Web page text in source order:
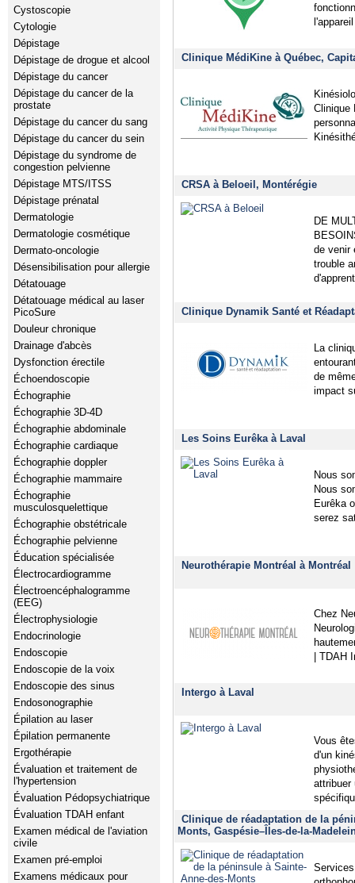
Cystoscopie
Cytologie
Dépistage
Dépistage de drogue et alcool
Dépistage du cancer
Dépistage du cancer de la
prostate
Dépistage du cancer du sang
Dépistage du cancer du sein
Dépistage du syndrome de
congestion pelvienne
Dépistage MTS/ITSS
Dépistage prénatal
Dermatologie
Dermatologie cosmétique
Dermato-oncologie
Désensibilisation pour allergie
Détatouage
Détatouage médical au laser
PicoSure
Douleur chronique
Drainage d'abcès
Dysfonction érectile
Échoendoscopie
Échographie
Échographie 3D-4D
Échographie abdominale
Échographie cardiaque
Échographie doppler
Échographie mammaire
Échographie
musculosquelettique
Échographie obstétricale
Échographie pelvienne
Éducation spécialisée
Électrocardiogramme
Électroencéphalogramme
(EEG)
Électrophysiologie
Endocrinologie
Endoscopie
Endoscopie de la voix
Endoscopie des sinus
Endosonographie
Épilation au laser
Épilation permanente
Ergothérapie
Évaluation et traitement de
l'hypertension
Évaluation Pédopsychiatrique
Évaluation TDAH enfant
Examen médical de l'aviation
civile
Examen pré-emploi
Examens médicaux pour
Clinique MédiKine à Québec,
Clinique
CRSA à Beloeil, Montérégie
DE
de venir
trouble
Clinique Dynamik Santé et
La
de
impact
Les Soins Eurêka à Laval
Nous
Nous
Eurêka
serez
Neurothérapie Montréal à Montréal
Chez
| TDAH
Intergo à Laval
Vous
d'un
attribuer
Clinique de réadaptation de la
Monts, Gaspésie–Îles-de-la-